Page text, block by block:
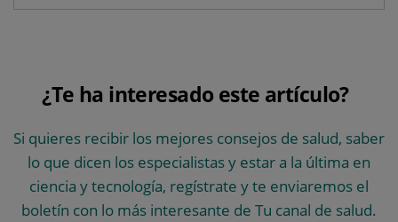
¿Te ha interesado este artículo?
Si quieres recibir los mejores consejos de salud, saber
lo que dicen los especialistas y estar a la última en
ciencia y tecnología, regístrate y te enviaremos el
boletín con lo más interesante de Tu canal de salud.